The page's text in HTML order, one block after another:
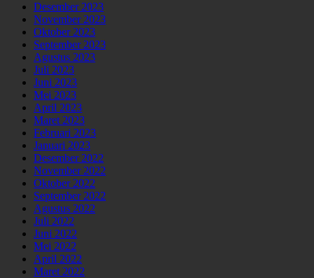
Desember 2023
November 2023
Oktober 2023
September 2023
Agustus 2023
Juli 2023
Juni 2023
Mei 2023
April 2023
Maret 2023
Februari 2023
Januari 2023
Desember 2022
November 2022
Oktober 2022
September 2022
Agustus 2022
Juli 2022
Juni 2022
Mei 2022
April 2022
Maret 2022